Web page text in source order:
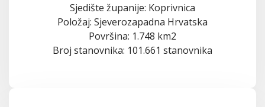
Sjedište županije: Koprivnica
Položaj: Sjeverozapadna Hrvatska
Površina: 1.748 km2
Broj stanovnika: 101.661 stanovnika